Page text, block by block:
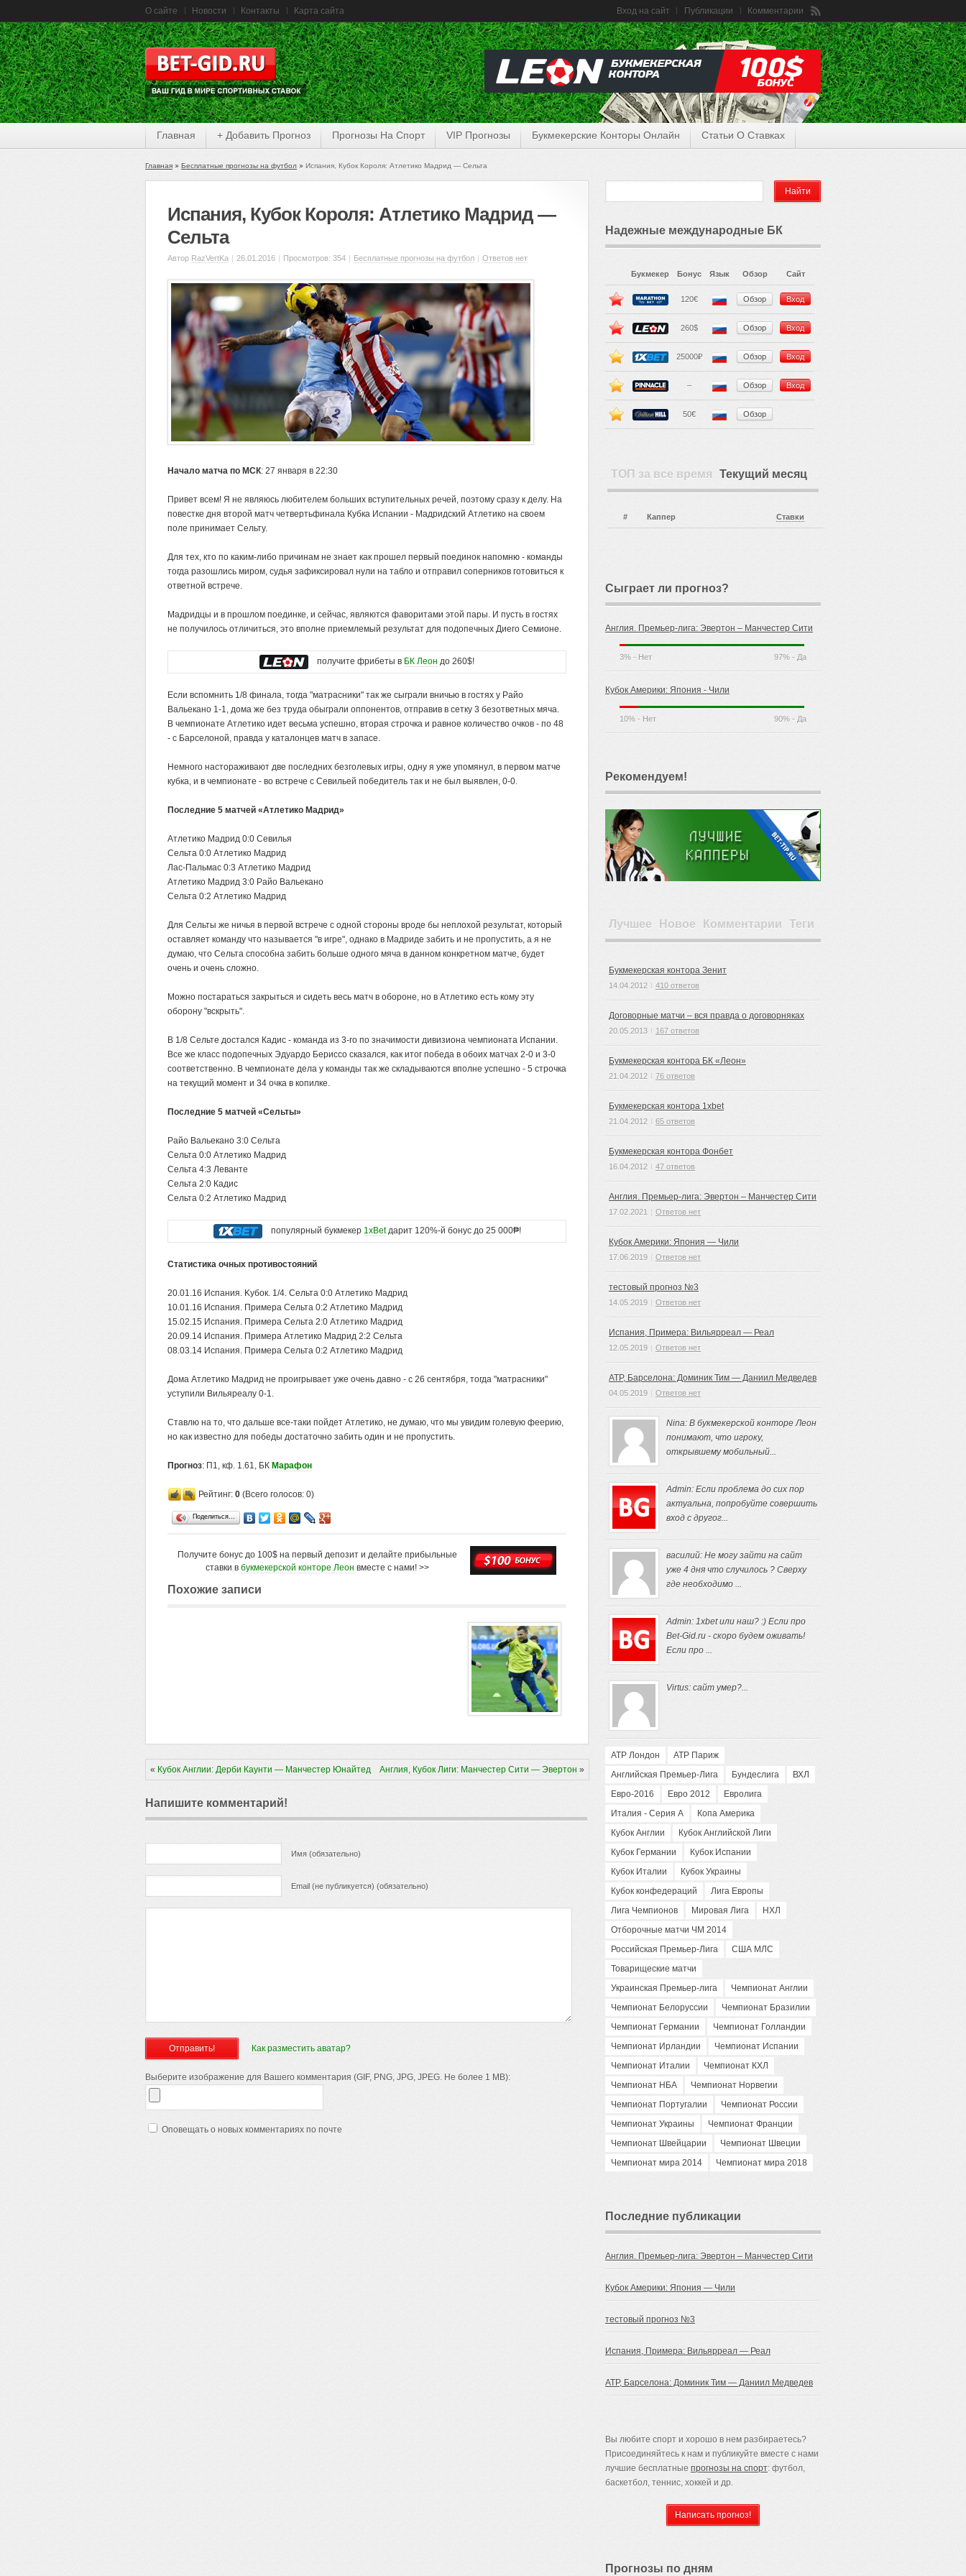
О сайте Новости Контакты Карта сайта Комментарии
Публикации
Вход на сайт
Главная + Добавить Прогноз Прогнозы На Спорт VIP Прогнозы Букмекерские Конторы Онлайн Статьи О Ставках
Главная Бесплатные прогнозы на футбол Испания, Кубок Короля: Атлетико Мадрид — Сельта
Испания, Кубок Короля: Атлетико Мадрид —
Сельта
Автор RazVertKa | 26.01.2016 | Просмотров: 354 | Бесплатные прогнозы на футбол | Ответов нет
Начало матча по МСК: 27 января в 22:30
Привет всем! Я не являюсь любителем больших вступительных речей, поэтому сразу к делу. На
повестке дня второй матч четвертьфинала Кубка Испании - Мадридский Атлетико на своем
поле принимает Сельту.
Для тех, кто по каким-либо причинам не знает как прошел первый поединок напомню - команды
тогда разошлись миром, судья зафиксировал нули на табло и отправил соперников готовиться к
ответной встрече.
Мадридцы и в прошлом поединке, и сейчас, являются фаворитами этой пары. И пусть в гостях
не получилось отличиться, это вполне приемлемый результат для подопечных Диего Семионе.
получите фрибеты в БК Леон до 260$!
Если вспомнить 1/8 финала, тогда "матрасники" так же сыграли вничью в гостях у Райо
Вальекано 1-1, дома же без труда обыграли оппонентов, отправив в сетку 3 безответных мяча.
В чемпионате Атлетико идет весьма успешно, вторая строчка и равное количество очков - по 48
- с Барселоной, правда у каталонцев матч в запасе.
Немного настораживают две последних безголевых игры, одну я уже упомянул, в первом матче
кубка, и в чемпионате - во встрече с Севильей победитель так и не был выявлен, 0-0.
Последние 5 матчей «Атлетико Мадрид»
Атлетико Мадрид 0:0 Севилья
Сельта 0:0 Атлетико Мадрид
Лас-Пальмас 0:3 Атлетико Мадрид
Атлетико Мадрид 3:0 Райо Вальекано
Сельта 0:2 Атлетико Мадрид
Для Сельты же ничья в первой встрече с одной стороны вроде бы неплохой результат, который
оставляет команду что называется "в игре", однако в Мадриде забить и не пропустить, а я не
думаю, что Сельта способна забить больше одного мяча в данном конкретном матче, будет
очень и очень сложно.
Можно постараться закрыться и сидеть весь матч в обороне, но в Атлетико есть кому эту
оборону "вскрыть".
В 1/8 Сельте достался Кадис - команда из 3-го по значимости дивизиона чемпионата Испании.
Все же класс подопечных Эдуардо Бериссо сказался, как итог победа в обоих матчах 2-0 и 3-0
соответственно. В чемпионате дела у команды так же складываются вполне успешно - 5 строчка
на текущий момент и 34 очка в копилке.
Последние 5 матчей «Сельты»
Райо Вальекано 3:0 Сельта
Сельта 0:0 Атлетико Мадрид
Сельта 4:3 Леванте
Сельта 2:0 Кадис
Сельта 0:2 Атлетико Мадрид
популярный букмекер 1xBetдарит 120%-й бонус до 25 000₱!
Статистика очных противостояний
20.01.16 Испания. Kубок. 1/4. Сельта 0:0 Атлетико Мадрид
10.01.16 Испания. Примера Сельта 0:2 Атлетико Мадрид
15.02.15 Испания. Примера Сельта 2:0 Атлетико Мадрид
20.09.14 Испания. Примера Атлетико Мадрид 2:2 Сельта
08.03.14 Испания. Примера Сельта 0:2 Атлетико Мадрид
Дома Атлетико Мадрид не проигрывает уже очень давно - с 26 сентября, тогда "матрасники"
уступили Вильяреалу 0-1.
Ставлю на то, что дальше все-таки пойдет Атлетико, не думаю, что мы увидим голевую феерию,
но как известно для победы достаточно забить один и не пропустить.
Прогноз: П1, кф. 1.61, БК Марафон
Рейтинг: 0 (Всего голосов: 0)
Поделиться…
Получите бонус до 100$ на первый депозит и делайте прибыльные
ставки в букмекерской конторе Леон вместе с нами! >>
Похожие записи
« Кубок Англии: Дерби Каунти — Манчестер Юнайтед Англия, Кубок Лиги: Манчестер Сити — Эвертон »
Напишите комментарий!
Имя (обязательно)
Email (не публикуется) (обязательно)
Как разместить аватар?
Выберите изображение для Вашего комментария (GIF, PNG, JPG, JPEG. Не более 1 MB):
Оповещать о новых комментариях по почте
Надежные международные БК
Букмекер Бонус Язык Обзор Сайт
120€ Обзор Вход
260$ Обзор Вход
25000₽ Обзор Вход
– Обзор Вход
50€ Обзор
ТОП за все время Текущий месяц
# Каппер Ставки
Сыграет ли прогноз?
Англия. Премьер-лига: Эвертон – Манчестер Сити
3% - Нет 97% - Да
Кубок Америки: Япония - Чили
10% - Нет 90% - Да
Рекомендуем!
Лучшее Новое Комментарии Теги
Букмекерская контора Зенит
14.04.2012 410 ответов
Договорные матчи – вся правда о договорняках
20.05.2013 167 ответов
Букмекерская контора БК «Леон»
21.04.2012 76 ответов
Букмекерская контора 1xbet
21.04.2012 65 ответов
Букмекерская контора Фонбет
16.04.2012 47 ответов
Англия. Премьер-лига: Эвертон – Манчестер Сити
17.02.2021 Ответов нет
Кубок Америки: Япония — Чили
17.06.2019 Ответов нет
тестовый прогноз №3
14.05.2019 Ответов нет
Испания, Примера: Вильярреал — Реал
12.05.2019 Ответов нет
ATP, Барселона: Доминик Тим — Даниил Медведев
04.05.2019 Ответов нет
Nina: В букмекерской конторе Леон
понимают, что игроку,
открывшему мобильный...
Admin: Если проблема до сих пор
актуальна, попробуйте совершить
вход с другог...
василий: Не могу зайти на сайт
уже 4 дня что случилось ? Сверху
где необходимо ...
Admin: 1xbet или наш? :) Если про
Bet-Gid.ru - скоро будем оживать!
Если про ...
Virtus: сайт умер?...
ATP Лондон
АТP Париж
Английская Премьер-Лига
Бундеслига
ВХЛ
Евро-2016
Евро 2012
Евролига
Италия - Серия А
Копа Америка
Кубок Англии
Кубок Английской Лиги
Кубок Германии
Кубок Испании
Кубок Италии
Кубок Украины
Кубок конфедераций
Лига Европы
Лига Чемпионов
Мировая Лига
НХЛ
Отборочные матчи ЧМ 2014
Российская Премьер-Лига
США МЛС
Товарищеские матчи
Украинская Премьер-лига
Чемпионат Англии
Чемпионат Белоруссии
Чемпионат Бразилии
Чемпионат Германии
Чемпионат Голландии
Чемпионат Ирландии
Чемпионат Испании
Чемпионат Италии
Чемпионат КХЛ
Чемпионат НБА
Чемпионат Норвегии
Чемпионат Португалии
Чемпионат России
Чемпионат Украины
Чемпионат Франции
Чемпионат Швейцарии
Чемпионат Швеции
Чемпионат мира 2014
Чемпионат мира 2018
Последние публикации
Англия. Премьер-лига: Эвертон – Манчестер Сити
Кубок Америки: Япония — Чили
тестовый прогноз №3
Испания, Примера: Вильярреал — Реал
ATP, Барселона: Доминик Тим — Даниил Медведев
Вы любите спорт и хорошо в нем разбираетесь?
Присоединяйтесь к нам и публикуйте вместе с нами
лучшие бесплатные прогнозы на спорт: футбол,
баскетбол, теннис, хоккей и др.
Прогнозы по дням